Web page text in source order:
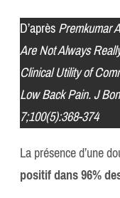
D’aprèsPremkumar
Are Not Always
Clinical Utility of
Low Back Pain. J
7;100(5):368-374
La présence d’une
positif dans 96%